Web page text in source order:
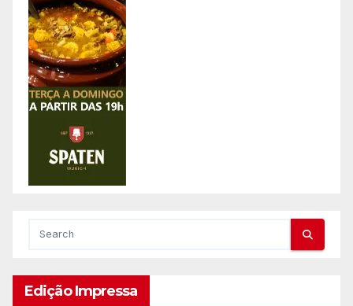
Edição Impressa